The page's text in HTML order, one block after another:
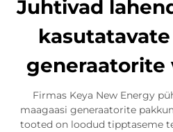
Juhtivad
generaatorite
Firmas Keya New Energy
maagaasi generaatorite
tooted on loodud tipptaseme